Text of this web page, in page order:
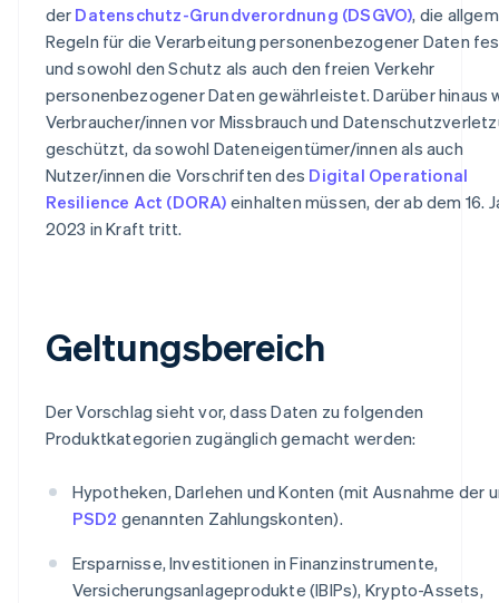
der Datenschutz-Grundverordnung (DSGVO), die
Regeln für die Verarbeitung personenbezogener Daten
und sowohl den Schutz als auch den freien Verkehr
personenbezogener Daten gewährleistet. Darüber hinaus
Verbraucher/innen vor Missbrauch und
geschützt, da sowohl Dateneigentümer/innen als auch
Nutzer/innen die Vorschriften des Digital Operational
Resilience Act (DORA) einhalten müssen, der ab dem 16.
2023 in Kraft tritt.
Geltungsbereich
Der Vorschlag sieht vor, dass Daten zu folgenden
Produktkategorien zugänglich gemacht werden:
Hypotheken, Darlehen und Konten (mit Ausnahme der
PSD2 genannten Zahlungskonten).
Ersparnisse, Investitionen in Finanzinstrumente,
Versicherungsanlageprodukte (IBIPs), Krypto-Assets,